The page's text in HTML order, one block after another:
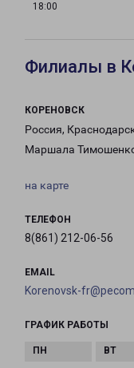
18:00
Филиалы в
КОРЕНОВСК
Россия,
Маршала
на карте
ТЕЛЕФОН
8(861) 212-06-56
EMAIL
Korenovsk-
ГРАФИК РАБОТЫ